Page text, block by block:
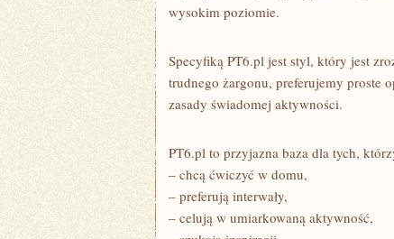
wysokim poziomie.
Specyfiką PT6.pl jest styl, który jest
trudnego żargonu, preferujemy proste
zasady świadomej aktywności.
PT6.pl to przyjazna baza dla tych,
– chcą ćwiczyć w domu,
– preferują interwały,
– celują w umiarkowaną aktywność,